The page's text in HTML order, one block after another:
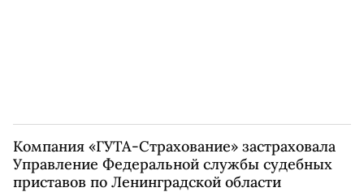
Компания «ГУТА-Страхование» застраховала
Управление Федеральной службы судебных
приставов по Ленинградской области